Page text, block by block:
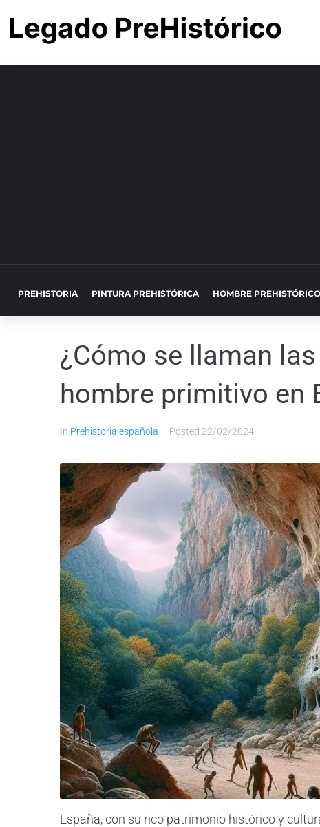
PREHISTORIA PINTURA PREHISTÓRICA HOMBRE PREHISTÓRICO
¿Cómo se llaman
hombre primitivo en
In Prehistoria española Posted 22/02/2024
España, con su rico patrimonio histórico y